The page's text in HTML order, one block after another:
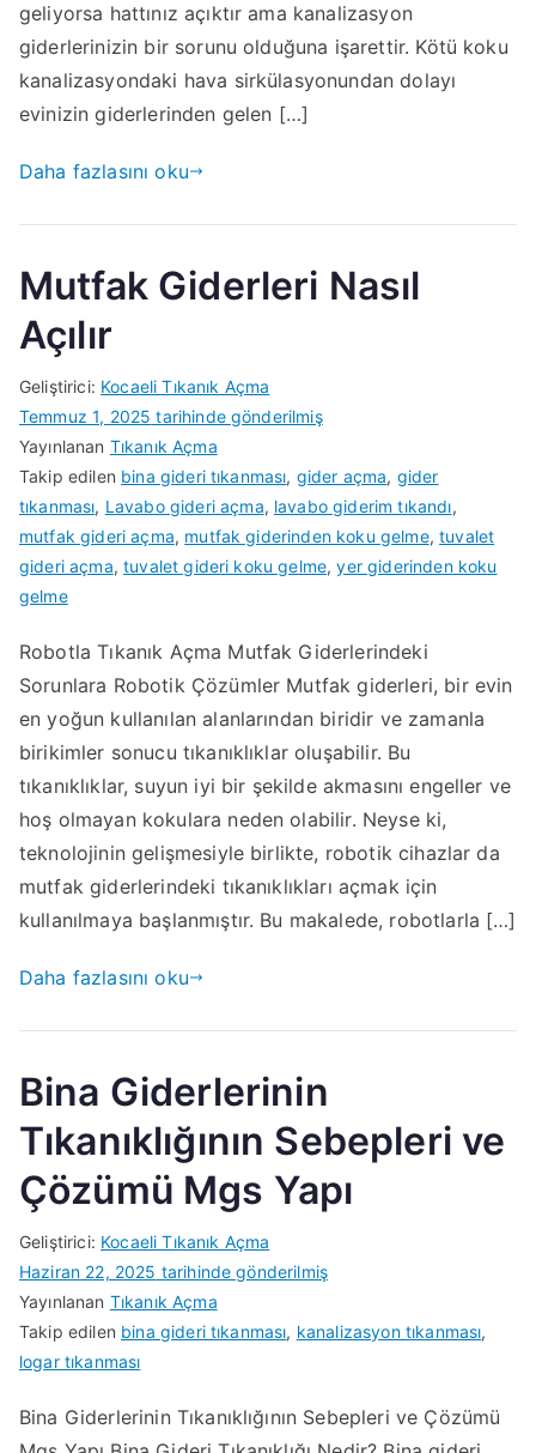
geliyorsa hattınız açıktır ama kanalizasyon
giderlerinizin bir sorunu olduğuna işarettir. Kötü koku
kanalizasyondaki hava sirkülasyonundan dolayı
evinizin giderlerinden gelen […]
Daha fazlasını oku
Mutfak Giderleri Nasıl
Açılır
Geliştirici: Kocaeli Tıkanık Açma
Temmuz 1, 2025 tarihinde gönderilmiş
Yayınlanan Tıkanık Açma
Takip edilen bina gideri tıkanması, gider açma, gider
tıkanması, Lavabo gideri açma, lavabo giderim tıkandı,
mutfak gideri açma, mutfak giderinden koku gelme,tuvalet
gideri açma,tuvalet gideri koku gelme,yer giderinden koku
gelme
Robotla Tıkanık Açma Mutfak Giderlerindeki
Sorunlara Robotik Çözümler Mutfak giderleri, bir evin
en yoğun kullanılan alanlarından biridir ve zamanla
birikimler sonucu tıkanıklıklar oluşabilir. Bu
tıkanıklıklar, suyun iyi bir şekilde akmasını engeller ve
hoş olmayan kokulara neden olabilir. Neyse ki,
teknolojinin gelişmesiyle birlikte, robotik cihazlar da
mutfak giderlerindeki tıkanıklıkları açmak için
kullanılmaya başlanmıştır. Bu makalede, robotlarla […]
Daha fazlasını oku
Bina Giderlerinin
Tıkanıklığının Sebepleri ve
Çözümü Mgs Yapı
Geliştirici: Kocaeli Tıkanık Açma
Haziran 22, 2025 tarihinde gönderilmiş
Yayınlanan Tıkanık Açma
Takip edilen bina gideri tıkanması, kanalizasyon tıkanması,
logar tıkanması
Bina Giderlerinin Tıkanıklığının Sebepleri ve Çözümü